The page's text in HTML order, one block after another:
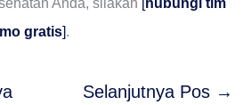
gratis].
Selanjutnya Pos →